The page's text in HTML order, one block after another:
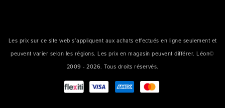
Les prix sur ce site web s’appliquent aux achats effectués en ligne seulement et
peuvent varier selon les régions. Les prix en magasin peuvent différer. Léon©
2009 - 2026. Tous droits réservés.